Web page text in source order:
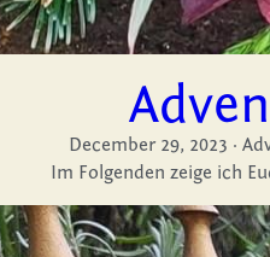
December 29, 2023·